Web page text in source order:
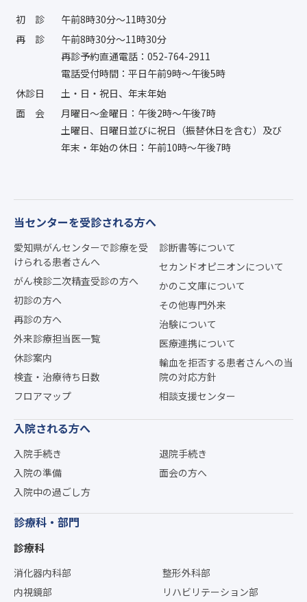
初診
午前8時30分〜11時30分
再診
午前8時30分〜11時30分
再診予約直通電話：052-764-2911
電話受付時間：平日午前9時〜午後5時
休診日
土・日・祝日、年末年始
面会
月曜日〜金曜日：午後2時〜午後7時
土曜日、日曜日並びに祝日（振替休日を含む）及び
年末・年始の休日：午前10時〜午後7時
当センターを受診される方へ
愛知県がんセンターで診療を受
けられる患者さんへ
がん検診二次精査受診の方へ
初診の方へ
再診の方へ
外来診療担当医一覧
休診案内
検査・治療待ち日数
フロアマップ
診断書等について
セカンドオピニオンについて
かのこ文庫について
その他専門外来
治験について
医療連携について
輸血を拒否する患者さんへの当
院の対応方針
相談支援センター
入院される方へ
入院手続き
入院の準備
入院中の過ごし方
退院手続き
面会の方へ
診療科・部門
診療科
消化器内科部
内視鏡部
整形外科部
リハビリテーション部